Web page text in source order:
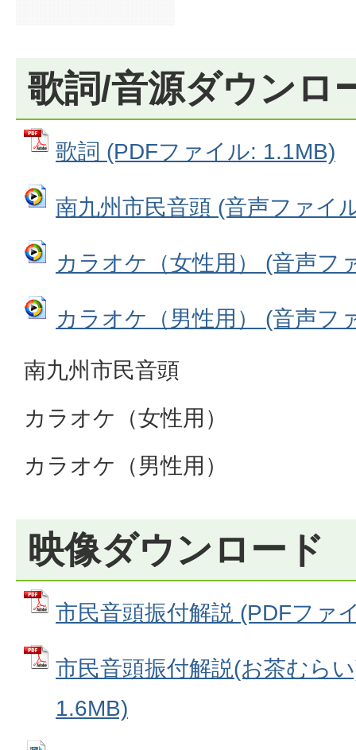
歌詞/音源ダウンロ
歌詞 (PDFファイル: 1.1MB)
南九州市民音頭 (音声ファイ
カラオケ（女性用） (音声フ
カラオケ（男性用） (音声フ
南九州市民音頭
カラオケ（女性用）
カラオケ（男性用）
映像ダウンロード
市民音頭振付解説 (PDFファ
市民音頭振付解説(お茶むら
1.6MB)